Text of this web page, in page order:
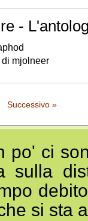
-
mjolneer
Successivo »
po' ci
sulla
si sta